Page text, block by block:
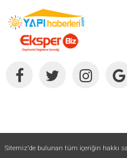
Sitemiz'de bulunan tüm içeriğin hakkı